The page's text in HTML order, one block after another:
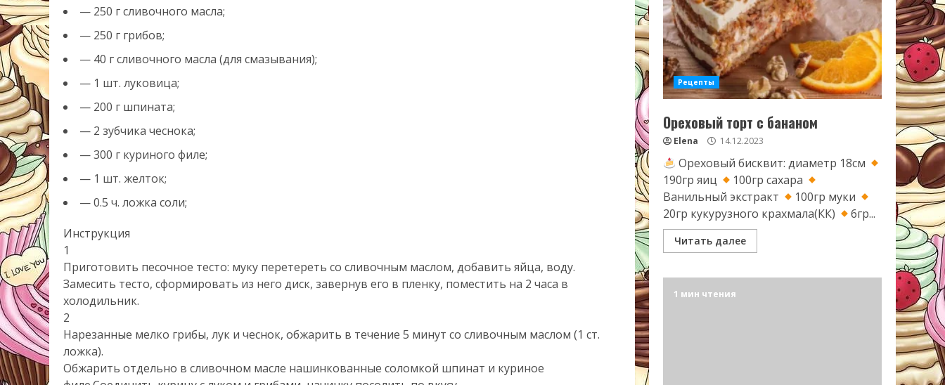
— 250 г сливочного масла;
— 250 г грибов;
— 40 г сливочного масла (для смазывания);
— 1 шт. луковица;
— 200 г шпината;
— 2 зубчика чеснока;
— 300 г куриного филе;
— 1 шт. желток;
— 0.5 ч. ложка соли;
Инструкция
1
Приготовить песочное тесто: муку перетереть со сливочным маслом, добавить яйца, воду.
Замесить тесто, сформировать из него диск, завернув его в пленку, поместить на 2 часа в
холодильник.
2
Нарезанные мелко грибы, лук и чеснок, обжарить в течение 5 минут со сливочным маслом (1 ст.
ложка).
Обжарить отдельно в сливочном масле нашинкованные соломкой шпинат и куриное
Рецепты
Ореховый торт с бананом
Elena 14.12.2023
Ореховый бисквит: диаметр 18см
190гр яиц
100гр сахара
Ванильный экстракт
100гр муки
20гр кукурузного крахмала(КК)
6гр...
Читать далее
1 мин чтения